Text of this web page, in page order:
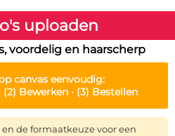
uploaden
voordelig en haarscherp
canvas eenvoudig:
(2) Bewerken · (3) Bestellen
de formaatkeuze voor een